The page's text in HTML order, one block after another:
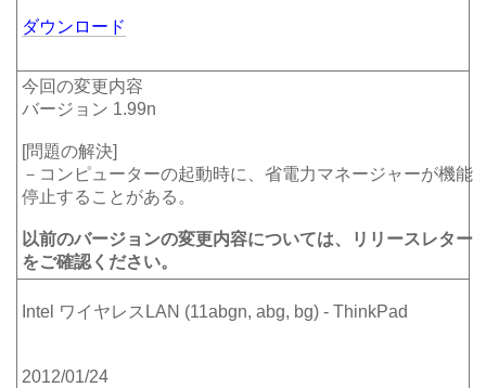
ダウンロード
今回の変更内容
バージョン 1.99n
[問題の解決]
－コンピューターの起動時に、省電力マネージャーが機能
停止することがある。
以前のバージョンの変更内容については、リリースレター
をご確認ください。
Intel ワイヤレスLAN (11abgn, abg, bg) - ThinkPad
2012/01/24